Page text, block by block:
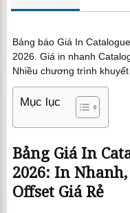
Bảng báo Giá In
2026. Giá in nhanh
Nhiều chương trình
Mục lục
Bảng Giá In
2026: In
Offset Giá Rẻ